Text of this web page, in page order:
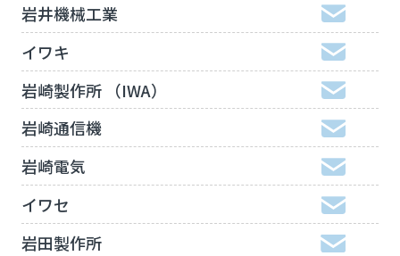
岩井機械工業
イワキ
岩崎製作所 （IWA）
岩崎通信機
岩崎電気
イワセ
岩田製作所